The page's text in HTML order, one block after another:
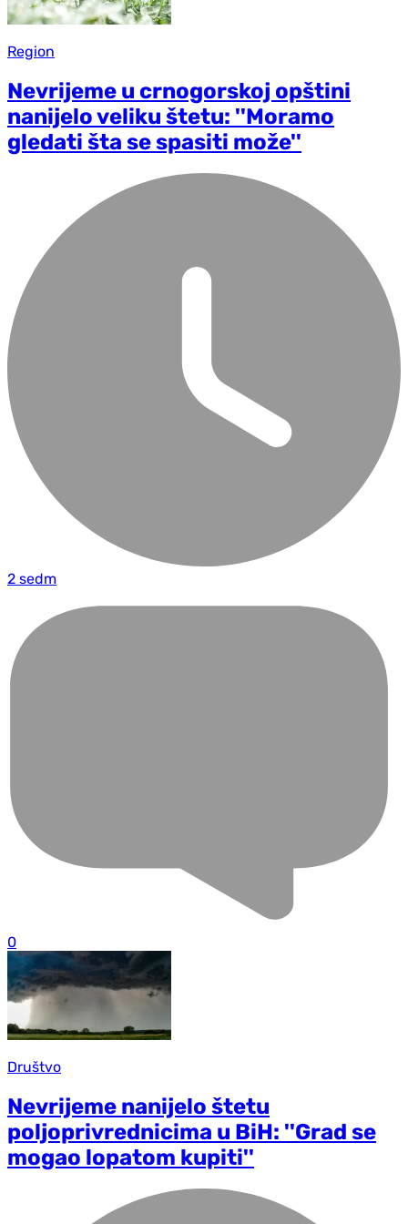
Region
Nevrijeme u crnogorskoj opštini
nanijelo veliku štetu: ''Moramo
gledati šta se spasiti može''
2 sedm
0
Društvo
Nevrijeme nanijelo štetu
poljoprivrednicima u BiH: ''Grad se
mogao lopatom kupiti''